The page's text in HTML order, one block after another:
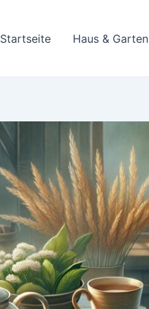
Startseite Haus & Garten